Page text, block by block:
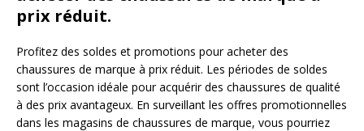
prix réduit.
Profitez des soldes et promotions pour acheter des
chaussures de marque à prix réduit. Les périodes de soldes
sont l’occasion idéale pour acquérir des chaussures de qualité
à des prix avantageux. En surveillant les offres promotionnelles
dans les magasins de chaussures de marque, vous pourriez